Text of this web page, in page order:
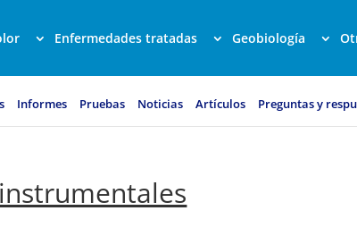
Enfermedades tratadas Geobiología
Informes Pruebas Noticias Artículos Preguntas y